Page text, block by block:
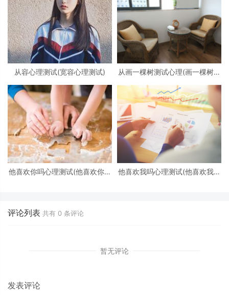
从容心理测试(宽容心理测试)
从画一棵树测试心理(画一棵树怎
他喜欢你吗心理测试(他喜欢你吗
他喜欢我吗心理测试(他喜欢我吗
评论列表 共有 0 条评论
暂无评论
发表评论